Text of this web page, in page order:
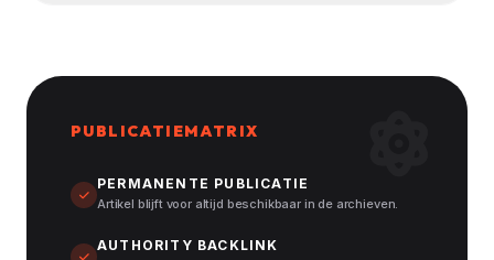
PUBLICATIEMATRIX
PERMANENTE PUBLICATIE
Artikel blijft voor altijd beschikbaar in de archieven.
AUTHORITY BACKLINK